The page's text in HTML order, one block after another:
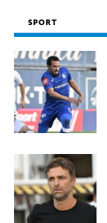
SPORT